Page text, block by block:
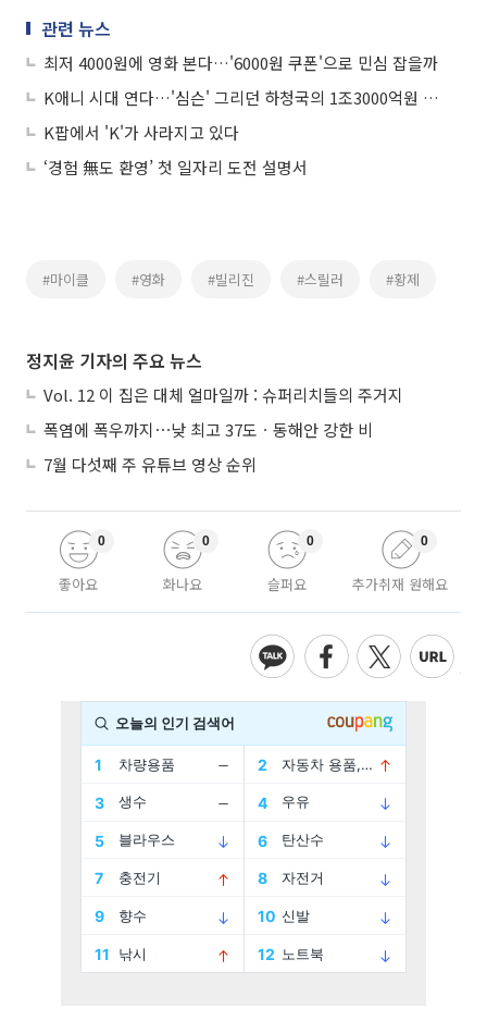
관련 뉴스
최저 4000원에 영화 본다…'6000원 쿠폰'으로 민심 잡을까
K애니 시대 연다…'심슨' 그리던 하청국의 1조3000억원 반격
K팝에서 'K'가 사라지고 있다
‘경험 無도 환영’ 첫 일자리 도전 설명서
#마이클 #영화 #빌리진 #스릴러 #황제
정지윤 기자의 주요 뉴스
Vol. 12 이 집은 대체 얼마일까 : 슈퍼리치들의 주거지
폭염에 폭우까지⋯낮 최고 37도ㆍ동해안 강한 비
7월 다섯째 주 유튜브 영상 순위
좋아요
0
화나요
0
슬퍼요
0
추가취재 원해요
0